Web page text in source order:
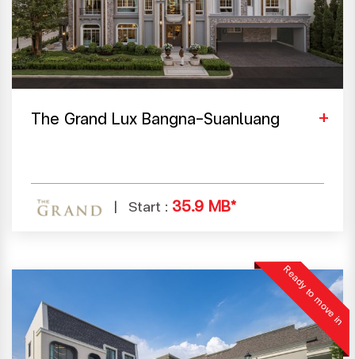
The Grand Lux Bangna-Suanluang
Start : 35.9 MB*
Ready to move in